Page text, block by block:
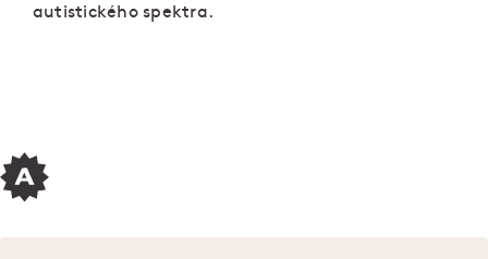
autistického spektra.